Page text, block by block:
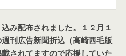
み配布されました。１２月１
刊広告新聞折込（高崎西毛版
されてますので応援していた